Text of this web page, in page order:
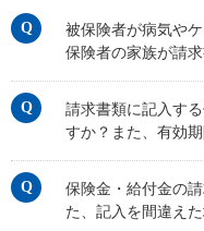
インターネットでご加入いた
る保険商品
ご相談・ご契約の流れ
メディカルＫｉｔ ＮＥＯ
あんしん治療サポート保険
がん保険
あんしんがん治療保険
死亡保険（終身保険・定期保
長生き支援終身
あんしん定期エール
あんしん夢終身
東京海上日動マイページのご
重要なお知らせ
各種お手続き
保険金・給付金・満期金・年
契約者貸付の利用・返済
保険料支払方法の変更
法人のお客様TOPへ
企業のライフステージごとに
従業員の皆様向け商品
あん
あんしん生命について
東京海上グループについて
お客様をがんからお守りする
あんしん解体新書
ライフ
お
被保険者が病気や
保険者の家族が請
請求書類に記入す
すか？また、有効
保険金・給付金の
た、記入を間違え